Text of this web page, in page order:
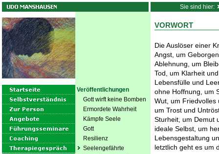
Sie sind hier:
Veröffentlichungen
Gott wirft keine Bomben
Ermordete Wahrheit
Kämpfe Seele
Gott
Resilienz
Seelengefährte
VORWORT
Die Auslöser einer
Angst, um
Ablehnung, um
Tod, um Klarheit
Lebensfülle und
ohne Hoffnung, um
Wut, um Friedvolles
um Trost und
Sturheit, um Demut
ideale Selbst, um
Lebensgestaltung
letztlich geht es um